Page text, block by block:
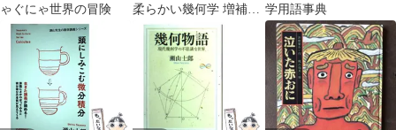
ゃぐにゃ世界の冒険
柔らかい幾何学 増補版
瀬山士郎
学用語事典